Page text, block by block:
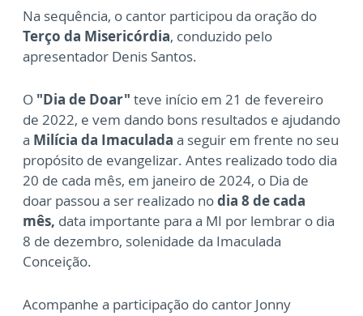
Na sequência, o cantor participou da oração do
Terço da Misericórdia, conduzido pelo
apresentador Denis Santos.
O "Dia de Doar" teve início em 21 de fevereiro
de 2022, e vem dando bons resultados e ajudando
a Milícia da Imaculada a seguir em frente no seu
propósito de evangelizar. Antes realizado todo dia
20 de cada mês, em janeiro de 2024, o Dia de
doar passou a ser realizado nodia 8 de cada
mês, data importante para a MI por lembrar o dia
8 de dezembro, solenidade da Imaculada
Conceição.
Acompanhe a participação do cantor Jonny